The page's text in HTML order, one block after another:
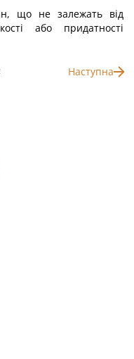
що не залежать від
або придатності
Наступна